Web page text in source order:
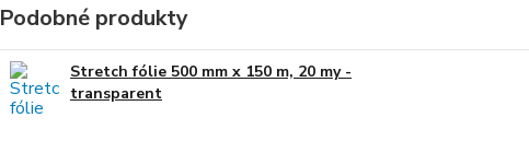
Podobné produkty
Stretch fólie 500 mm x 150 m, 20 my -
transparent